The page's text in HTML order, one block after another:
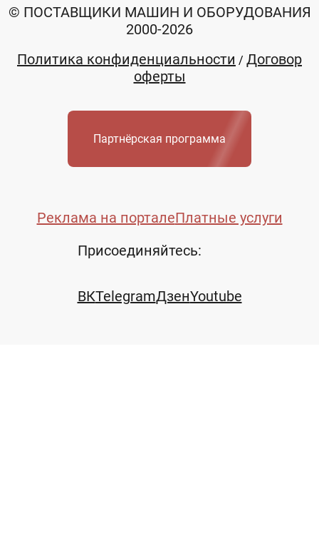
Реклама на порталеПлатные услуги
© ПОСТАВЩИКИ МАШИН И ОБОРУДОВАНИЯ
2000-2026
Политика конфиденциальности / Договор
оферты
Партнёрская программа
Присоединяйтесь:
ВКTelegramДзенYoutube